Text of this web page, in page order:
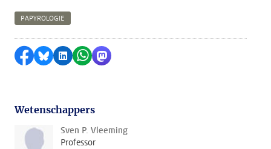
PAPYROLOGIE
Delen op Facebook
Delen via Bluesky
Delen op LinkedIn
Delen via WhatsApp
Delen via Mastodon
Wetenschappers
Sven P. Vleeming
Professor